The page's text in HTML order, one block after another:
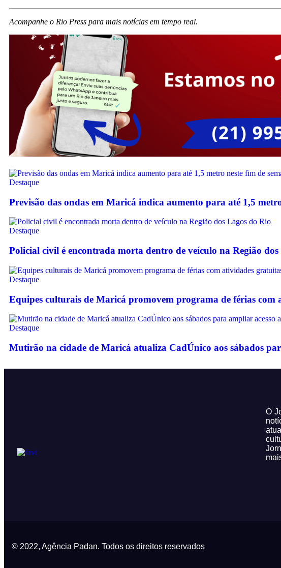
Acompanhe o Rio Press para mais notícias em tempo real.
Destaque
Previsão das ondas em Maricá indica aumento para até 1,5
Destaque
Policial civil é encontrada morta dentro de veículo na Região
Destaque
Equipes culturais de Maricá promovem programa de férias com
Destaque
Mutirão na cidade de Maricá atualiza CadÚnico aos sábados
O
© 2022, Agência Padan. Todos os direitos reservados